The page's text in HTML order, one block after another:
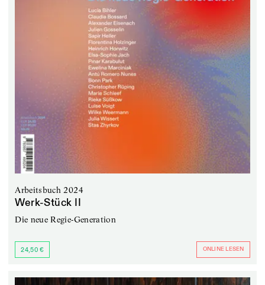
Arbeitsbuch 2024
Werk-Stück II
Die neue Regie-Generation
24,50 € ONLINE LESEN